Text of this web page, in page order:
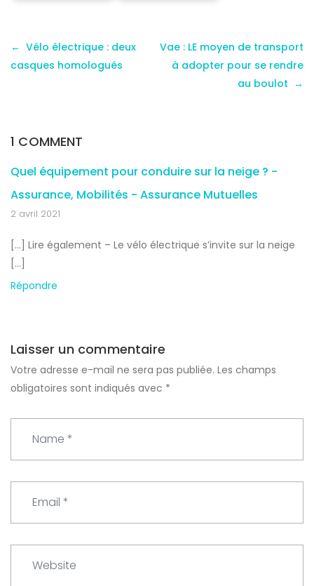
Vélo électrique : deux
casques homologués
Vae : LE moyen de transport
à adopter pour se rendre
au boulot
1 COMMENT
Quel équipement pour conduire sur la neige ? -
Assurance, Mobilités - Assurance Mutuelles
2 avril 2021
[…] Lire également – Le vélo électrique s’invite sur la neige
[…]
Répondre
Laisser un commentaire
Votre adresse e-mail ne sera pas publiée. Les champs
obligatoires sont indiqués avec *
m
e
a
i